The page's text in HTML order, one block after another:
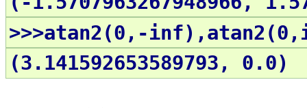
>>>atan2(0,-
(3.141592653589793, 0.0)